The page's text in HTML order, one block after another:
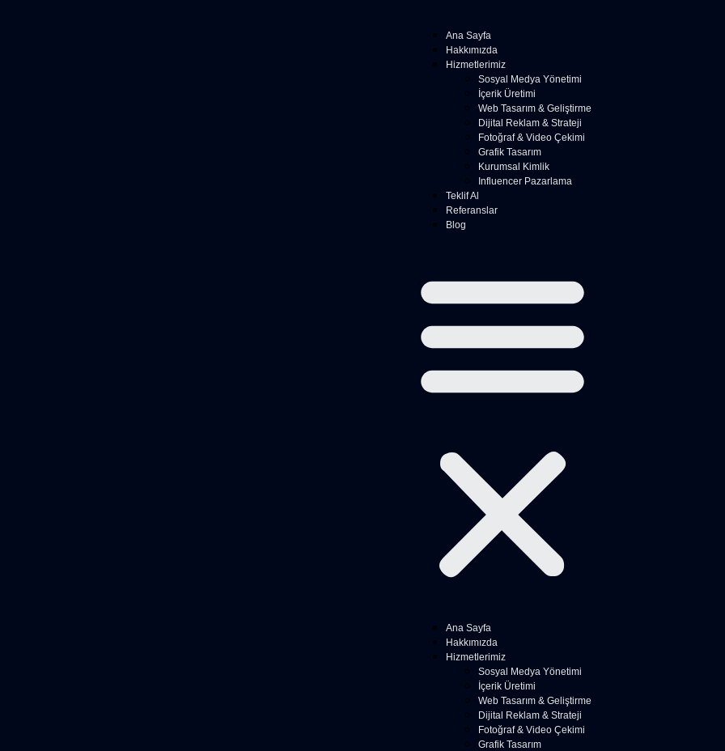
Ana Sayfa
Hakkımızda
Hizmetlerimiz
Sosyal Medya Yönetimi
İçerik Üretimi
Web Tasarım & Geliştirme
Dijital Reklam & Strateji
Fotoğraf & Video Çekimi
Grafik Tasarım
Kurumsal Kimlik
Influencer Pazarlama
Teklif Al
Referanslar
Blog
Ana Sayfa
Hakkımızda
Hizmetlerimiz
Sosyal Medya Yönetimi
İçerik Üretimi
Web Tasarım & Geliştirme
Dijital Reklam & Strateji
Fotoğraf & Video Çekimi
Grafik Tasarım